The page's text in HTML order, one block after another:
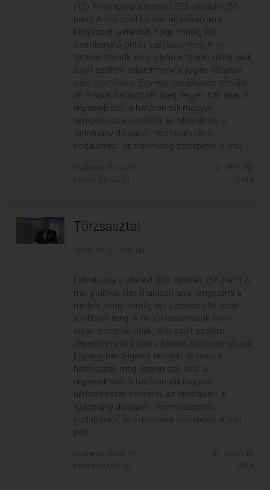
(12) Feliratozva a teletext 333. oldalán. (56
perc) A mai politikai élet általában arra
kényszeríti a médiát, hogy mindig két
szembenálló oldalt szólítson meg. A mi
törzsasztalunk körül olyan emberek ülnek, akik
saját szellemi teljesítményük jogán váltanak
szót egymással. Egy-egy beszélgetés témáját
ők maguk határozzák meg, legyen szó akár a
népesedésről, a határon túli magyar
nemzetrészek sorsáról, az oktatásról, a
tudomány dolgairól, népművészetről,
irodalomról, az értelmiség szerepéről. A mai...
Csatorna: Duna TV
Hossz: 00:52:21
ID: 1977182
2014
Törzsasztal
2014. 09. 21. - 09:08
Feliratozva a teletext 333. oldalán. (56 perc) A
mai politikai élet általában arra kényszeríti a
médiát, hogy mindig két szembenálló oldalt
szólítson meg. A mi törzsasztalunk körül
olyan emberek ülnek, akik saját szellemi
teljesítményük jogán váltanak szót egymással.
Egy-egy beszélgetés témáját ők maguk
határozzák meg, legyen szó akár a
népesedésről, a határon túli magyar
nemzetrészek sorsáról, az oktatásról, a
tudomány dolgairól, népművészetről,
irodalomról, az értelmiség szerepéről. A mai
poli...
Csatorna: Duna TV
Hossz: 00:52:25
ID: 1961140
2014